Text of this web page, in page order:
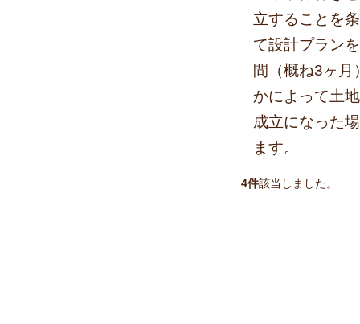
立することを
て設計プラン
間（概ね3ヶ月
かによって土
成立になった
ます。
4件該当しました。